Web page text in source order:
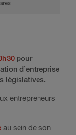
pour
d’entreprise
législatives.
entrepreneurs
au sein de son